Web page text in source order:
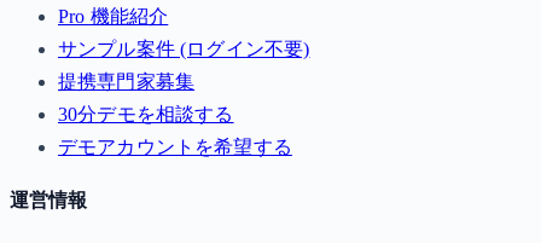
Pro 機能紹介
サンプル案件 (ログイン不要)
提携専門家募集
30分デモを相談する
デモアカウントを希望する
運営情報